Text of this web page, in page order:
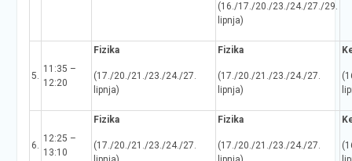
(16./17./20./23./24./27./29.
lipnja)
5.
11:35 –
12:20
Fizika
(17./20./21./23./24./27.
lipnja)
Fizika
(17./20./21./23./24./27.
lipnja)
6.
12:25 –
13:10
Fizika
(17./20./21./23./24./27.
Fizika
(17./20./21./23./24./27.